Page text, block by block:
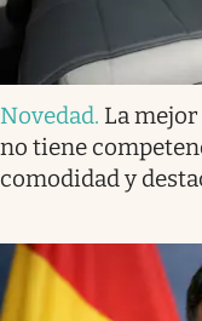
Novedad. La
no tiene
comodidad y